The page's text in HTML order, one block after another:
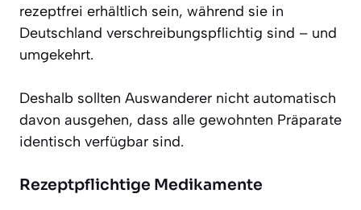
rezeptfrei erhältlich sein, während sie in
Deutschland verschreibungspflichtig sind – und
umgekehrt.
Deshalb sollten Auswanderer nicht automatisch
davon ausgehen, dass alle gewohnten Präparate
identisch verfügbar sind.
Rezeptpflichtige Medikamente